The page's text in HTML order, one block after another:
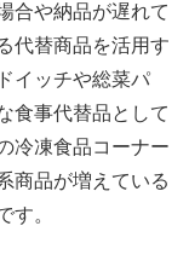
合や納品が遅れて
代替商品を活用す
イッチや総菜パ
食事代替品として
冷凍食品コーナー
商品が増えている
す。